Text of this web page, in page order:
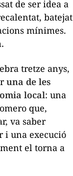
de ser idea a
batejat
mínimes.
tretze anys,
una de les
local: una
que,
va saber
i una execució
el torna a